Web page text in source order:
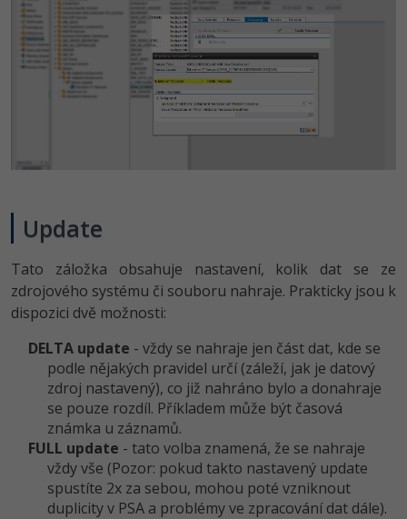
Update
Tato záložka obsahuje nastavení, kolik dat se ze
zdrojového systému či souboru nahraje. Prakticky jsou k
dispozici dvě možnosti:
DELTA update - vždy se nahraje jen část dat, kde se
podle nějakých pravidel určí (záleží, jak je datový
zdroj nastavený), co již nahráno bylo a donahraje
se pouze rozdíl. Příkladem může být časová
známka u záznamů.
FULL update - tato volba znamená, že se nahraje
vždy vše (Pozor: pokud takto nastavený update
spustíte 2x za sebou, mohou poté vzniknout
duplicity v PSA a problémy ve zpracování dat dále).